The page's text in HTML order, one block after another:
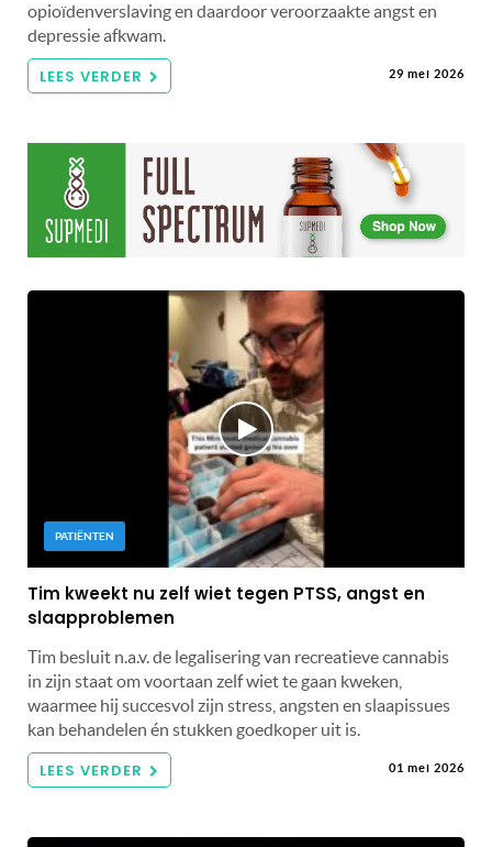
opioïdenverslaving en daardoor veroorzaakte angst en
depressie afkwam.
LEES VERDER 29 mei 2026
PATIËNTEN
Tim kweekt nu zelf wiet tegen PTSS, angst en
slaapproblemen
Tim besluit n.a.v. de legalisering van recreatieve cannabis
in zijn staat om voortaan zelf wiet te gaan kweken,
waarmee hij succesvol zijn stress, angsten en slaapissues
kan behandelen én stukken goedkoper uit is.
LEES VERDER 01 mei 2026